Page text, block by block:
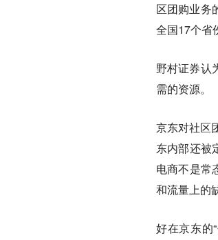
区团购业务
全国17个省
野村证券认
需的资源。
京东对社区
东内部还被
电商不是常
和流量上的
好在京东的